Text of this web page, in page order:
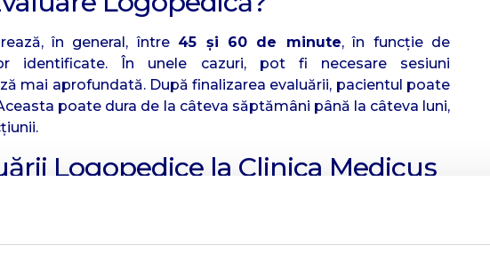
în general, între 45 și 60 de minute, în funcție de
identificate. În unele cazuri, pot fi necesare sesiuni
mai aprofundată. După finalizarea evaluării, pacientul poate
poate dura de la câteva săptămâni până la câteva luni,
Logopedice la Clinica Medicus
profesionist, unde pacienții pot beneficia de:
– Logopezii noștri sunt profesioniști cu ani de experiență